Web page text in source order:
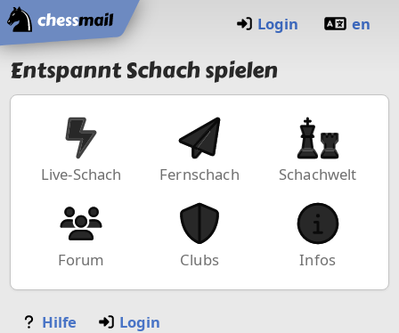
Startseite
Login en
Entspannt Schach spielen
Live-Schach Fernschach Schachwelt
Forum Clubs Infos
Hilfe Login